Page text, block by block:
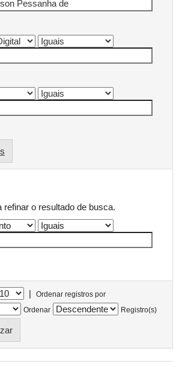
refinar o resultado de busca.
|
Ordenar registros por
Ordenar
Registro(s)